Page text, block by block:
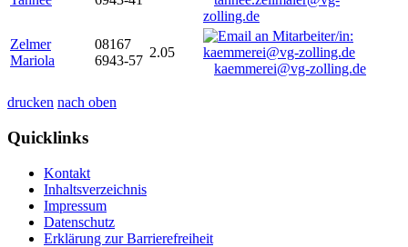
zolling.de
Zelmer
Mariola
08167
6943-57
2.05
kaemmerei@vg-zolling.de
drucken nach oben
Quicklinks
Kontakt
Inhaltsverzeichnis
Impressum
Datenschutz
Erklärung zur Barrierefreiheit